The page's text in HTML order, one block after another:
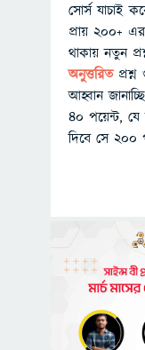
সোর্স যাচাই
প্রায় ২০০+
থাকায় নতুন
অনুত্তরিত
আহ্বান
৪০ পয়েন্ট, যে
দিবে সে ২০০